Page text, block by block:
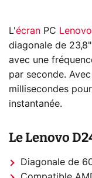
L'écran PC
diagonale de
avec une
par seconde.
millisecondes
instantanée.
Le Lenovo
Diagonale de